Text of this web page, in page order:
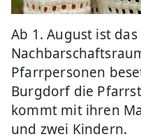
Ab 1. August ist
Pfarrpersonen
Burgdorf die
kommt mit ihren
und zwei Kindern.